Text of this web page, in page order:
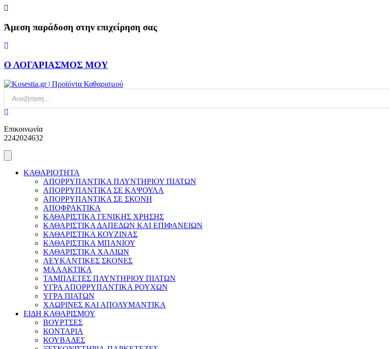
Skip
content
Άμεση παράδοση στην επιχείρηση σας
Ο ΛΟΓΑΡΙΑΣΜΟΣ ΜΟΥ
Products
search
Επικοινωνία
2242024632
ΚΑΘΑΡΙΟΤΗΤΑ
ΑΠΟΡΡΥΠΑΝΤΙΚΑ ΠΛΥΝΤΗΡΙΟΥ ΠΙΑΤΩΝ
ΑΠΟΡΡΥΠΑΝΤΙΚΑ ΣΕ ΚΑΨΟΥΛΑ
ΑΠΟΡΡΥΠΑΝΤΙΚΑ ΣΕ ΣΚΟΝΗ
ΑΠΟΦΡΑΚΤΙΚΑ
ΚΑΘΑΡΙΣΤΙΚΑ ΓΕΝΙΚΗΣ ΧΡΗΣΗΣ
ΚΑΘΑΡΙΣΤΙΚΑ ΔΑΠΕΔΩΝ ΚΑΙ ΕΠΙΦΑΝΕΙΩΝ
ΚΑΘΑΡΙΣΤΙΚΑ ΚΟΥΖΙΝΑΣ
ΚΑΘΑΡΙΣΤΙΚΑ ΜΠΑΝΙΟΥ
ΚΑΘΑΡΙΣΤΙΚΑ ΧΑΛΙΩΝ
ΛΕΥΚΑΝΤΙΚΕΣ ΣΚΟΝΕΣ
ΜΑΛΑΚΤΙΚΑ
ΤΑΜΠΛΕΤΕΣ ΠΛΥΝΤΗΡΙΟΥ ΠΙΑΤΩΝ
ΥΓΡΑ ΑΠΟΡΡΥΠΑΝΤΙΚΑ ΡΟΥΧΩΝ
ΥΓΡΑ ΠΙΑΤΩΝ
ΧΛΩΡΙΝΕΣ ΚΑΙ ΑΠΟΛΥΜΑΝΤΙΚΑ
ΕΙΔΗ ΚΑΘΑΡΙΣΜΟΥ
ΒΟΥΡΤΣΕΣ
ΚΟΝΤΑΡΙΑ
ΚΟΥΒΑΔΕΣ